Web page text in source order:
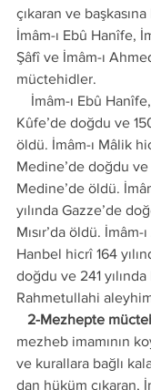
çıkaran ve
İmâm-ı Ebû Hanîfe,
Şâfî ve İmâm-ı
müctehidler.
Kûfe’de doğdu ve
öldü. İmâm-ı Mâlik
Medine’de doğdu ve
Medine’de öldü.
yılında Gazze’de
Mısır’da öldü.
Hanbel hicrî 164
doğdu ve 241
Rahmetullahi
2-Mezhepte
mezheb imamının
ve kurallara bağlı
dan hüküm çıkaran,